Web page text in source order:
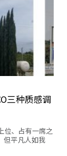
三种质感调
位、占有一席之
但平凡人如我